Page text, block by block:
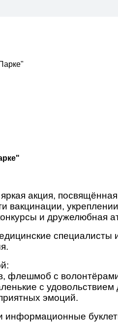
акция,
и дружелюбная
флешмоб с
с
эмоций.